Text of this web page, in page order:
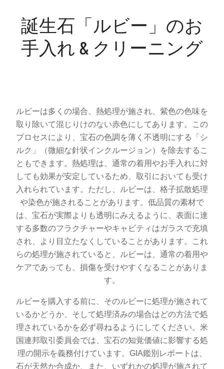
誕生石「ルビー」のお
手入れ & クリーニング
ルビーは多くの場合、熱処理が施され、紫色の色味を
取り除いて混じりけのない赤色にしてあります。この
プロセスにより、宝石の色調を薄く不透明にする「シ
ルク」（微細な針状インクルージョン）を除去するこ
ともできます。熱処理は、通常の着用やお手入れに対
しても効果が安定しているため、取引においても受け
入れられています。ただし、ルビーは、格子拡散処理
や染色が施されることがあります。低品質の素材で
は、宝石が実際よりも透明にみえるように、表面に達
する多数のフラクチャーやキャビティはガラスで充填
され、より目立たなくしていることがあります。これ
らの処理が施されていると、ルビーは、通常の着用や
ケアであっても、損傷を受けやすくなることがありま
す。
ルビーを購入する前に、そのルビーに処理が施されて
いるかどうか、そして処理済みの場合はどの方法で処
理されているかを必ず尋ねるようにしてください。米
国連邦取引委員会では、宝石の知覚価値に影響する処
理の開示を義務付けています。GIA鑑別レポートは、
石が天然か合成か、また、いずれかの処理が施されて